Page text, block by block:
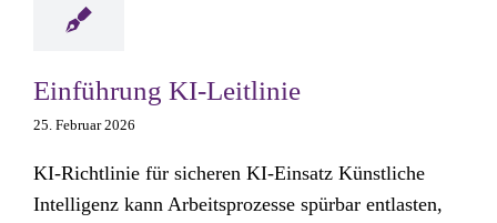
Einführung KI-Leitlinie
25. Februar 2026
KI-Richtlinie für sicheren KI-Einsatz Künstliche
Intelligenz kann Arbeitsprozesse spürbar entlasten,